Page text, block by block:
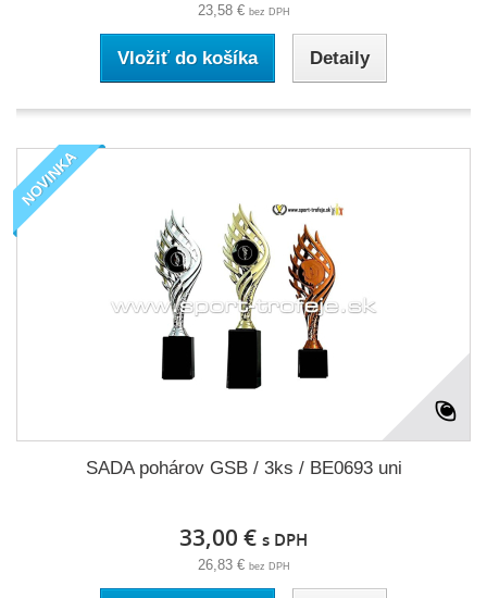
23,58 € bez DPH
Vložiť do košíka Detaily
NOVINKA
SADA pohárov GSB / 3ks / BE0693 uni
33,00 € s DPH
26,83 € bez DPH